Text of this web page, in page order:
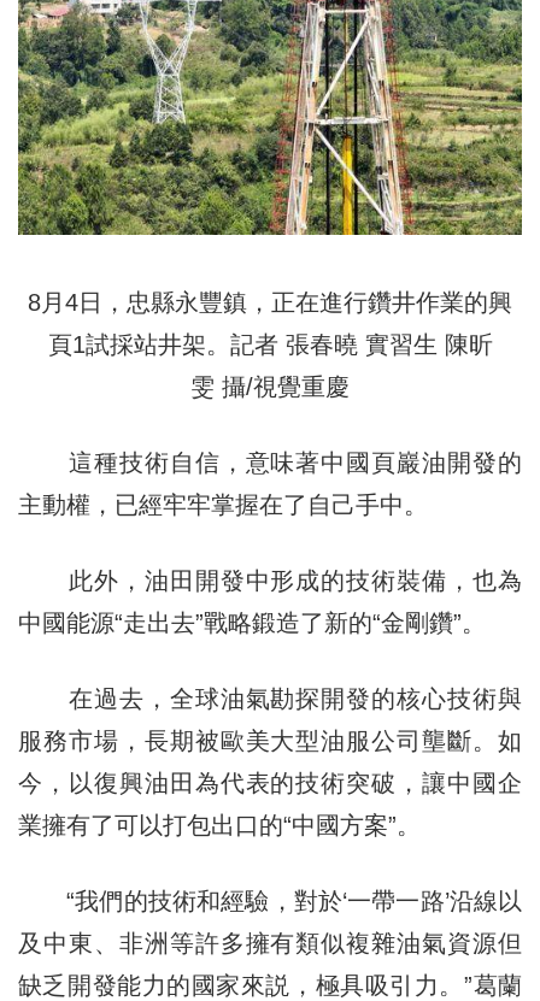
8月4日，忠縣永豐鎮，正在進行鑽井作業的興
頁1試採站井架。記者 張春曉 實習生 陳昕
雯 攝/視覺重慶
這種技術自信，意味著中國頁巖油開發的
主動權，已經牢牢掌握在了自己手中。
此外，油田開發中形成的技術裝備，也為
中國能源“走出去”戰略鍛造了新的“金剛鑽”。
在過去，全球油氣勘探開發的核心技術與
服務市場，長期被歐美大型油服公司壟斷。如
今，以復興油田為代表的技術突破，讓中國企
業擁有了可以打包出口的“中國方案”。
“我們的技術和經驗，對於‘一帶一路’沿線以
及中東、非洲等許多擁有類似複雜油氣資源但
缺乏開發能力的國家來説，極具吸引力。”葛蘭